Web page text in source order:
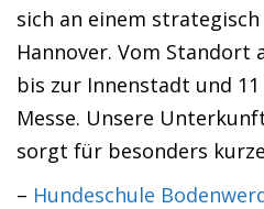
sich an einem
Hannover. Vom Standort
bis zur Innenstadt und
Messe. Unsere
sorgt für besonders
– Hundeschule